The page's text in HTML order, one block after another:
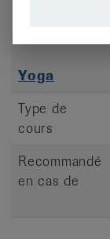
Yoga
Type de
cours
Recommandé
en cas de